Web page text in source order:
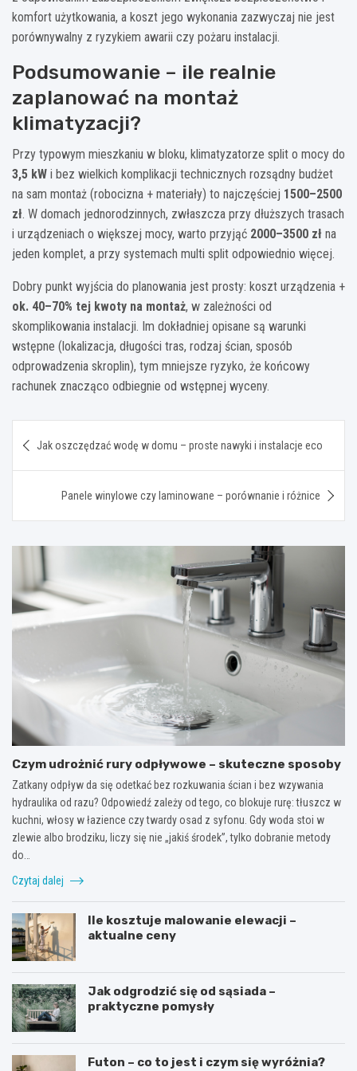
komfort użytkowania, a koszt jego wykonania zazwyczaj nie jest
porównywalny z ryzykiem awarii czy pożaru instalacji.
Podsumowanie – ile realnie
zaplanować na montaż
klimatyzacji?
Przy typowym mieszkaniu w bloku, klimatyzatorze split o mocy do
3,5 kW i bez wielkich komplikacji technicznych rozsądny budżet
na sam montaż (robocizna + materiały) to najczęściej 1500–2500
zł. W domach jednorodzinnych, zwłaszcza przy dłuższych trasach
i urządzeniach o większej mocy, warto przyjąć 2000–3500 zł na
jeden komplet, a przy systemach multi split odpowiednio więcej.
Dobry punkt wyjścia do planowania jest prosty: koszt urządzenia +
ok. 40–70% tej kwoty na montaż, w zależności od
skomplikowania instalacji. Im dokładniej opisane są warunki
wstępne (lokalizacja, długości tras, rodzaj ścian, sposób
odprowadzenia skroplin), tym mniejsze ryzyko, że końcowy
rachunek znacząco odbiegnie od wstępnej wyceny.
wpisu
Jak oszczędzać wodę w domu – proste nawyki i instalacje eco
Panele winylowe czy laminowane – porównanie i różnice
Czym udrożnić rury odpływowe – skuteczne sposoby
Zatkany odpływ da się odetkać bez rozkuwania ścian i bez wzywania
hydraulika od razu? Odpowiedź zależy od tego, co blokuje rurę: tłuszcz w
kuchni, włosy w łazience czy twardy osad z syfonu. Gdy woda stoi w
zlewie albo brodziku, liczy się nie „jakiś środek”, tylko dobranie metody
do…
Czytaj dalej
Ile kosztuje malowanie elewacji –
aktualne ceny
Jak odgrodzić się od sąsiada –
praktyczne pomysły
Futon – co to jest i czym się wyróżnia?